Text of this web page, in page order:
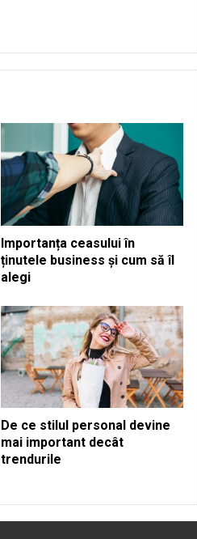
Importanța ceasului în
ținutele business și cum să îl
alegi
De ce stilul personal devine
mai important decât
trendurile